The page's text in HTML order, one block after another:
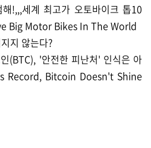
!,,,세계 최고가 오토바이크 톱10
Big Motor Bikes In The World
지 않는다?
(BTC), '안전한 피난처' 인식은 아
Record, Bitcoin Doesn't Shine